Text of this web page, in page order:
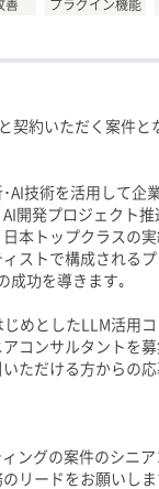
善 プラグイン機能
契約いただく案件と
AI技術を活用して企
開発プロジェクト
本トップクラスの
ストで構成される
成功を導きます｡
めとしたLLM活用
コンサルタントを募
ただける方からの
ングの案件のシニ
リードをお願いしま